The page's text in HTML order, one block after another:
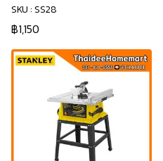
SKU : SS28
฿1,150